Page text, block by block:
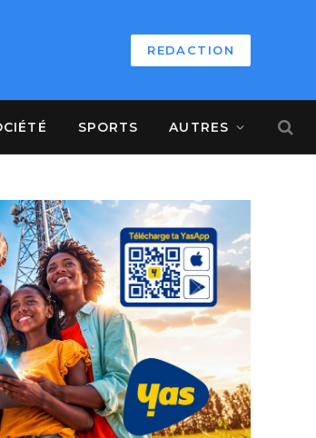
REDACTION
SPORTS AUTRES